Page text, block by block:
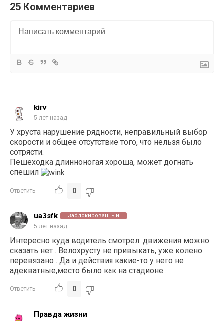
25 Комментариев
kirv
5 лет назад
У хруста нарушение рядности, неправильный выбор
скорости и общее отсутствие того, что нельзя было
сотрясти.
Пешеходка длинноногая хороша, может догнать
спешил
Ответить 0
ua3sfk Заблокированный
5 лет назад
Интересно куда водитель смотрел .движения можно
сказать нет . Велохрусту не привыкать, уже колено
перевязано . Да и действия какие-то у него не
адекватные,место было как на стадионе .
Ответить 0
Правда жизни